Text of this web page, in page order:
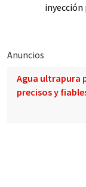
inyección
Anuncios
Agua ultrapura
precisos y